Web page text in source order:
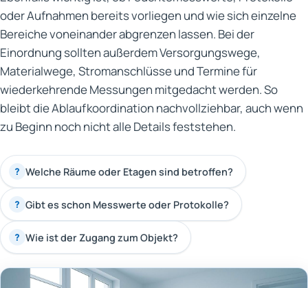
oder Aufnahmen bereits vorliegen und wie sich einzelne
Bereiche voneinander abgrenzen lassen. Bei der
Einordnung sollten außerdem Versorgungswege,
Materialwege, Stromanschlüsse und Termine für
wiederkehrende Messungen mitgedacht werden. So
bleibt die Ablaufkoordination nachvollziehbar, auch wenn
zu Beginn noch nicht alle Details feststehen.
? Welche Räume oder Etagen sind betroffen?
? Gibt es schon Messwerte oder Protokolle?
? Wie ist der Zugang zum Objekt?